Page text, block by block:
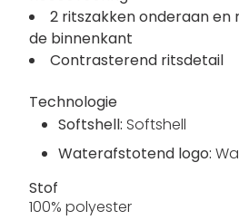
2 ritszakken onderaan
de binnenkant
Contrasterend ritsdetail
Technologie
Softshell: Softshell
Waterafstotend logo:
Stof
100% polyester